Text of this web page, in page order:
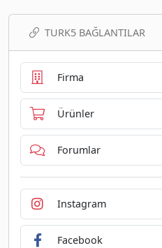
TURK5 BAĞLANTILAR
Firma
Ürünler
Forumlar
Instagram
Facebook